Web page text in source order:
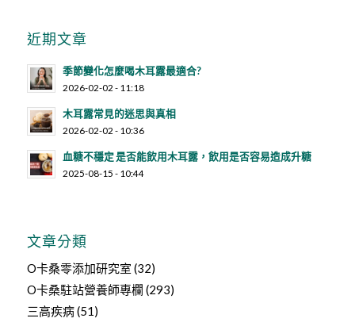
近期文章
季節變化怎麼喝木耳露最適合?
2026-02-02 - 11:18
木耳露常見的迷思與真相
2026-02-02 - 10:36
血糖不穩定 是否能飲用木耳露，飲用是否容易造成升糖
2025-08-15 - 10:44
文章分類
O卡桑零添加研究室 (32)
O卡桑駐站營養師專欄 (293)
三高疾病(51)